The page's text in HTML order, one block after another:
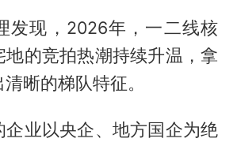
发现，2026年，一二线核
地的竞拍热潮持续升温，拿
晰的梯队特征。
企业以央企、地方国企为绝